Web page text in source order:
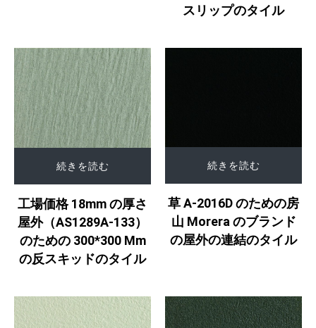
スリップのタイル
続きを読む
工場価格 18mm の厚さ
屋外（AS1289A-133）
のための 300*300 Mm
の反スキッドのタイル
続きを読む
草 A-2016D のための房
山 Morera のブランド
の屋外の連結のタイル